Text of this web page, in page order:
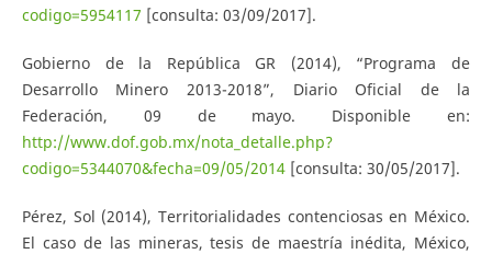
codigo=5954117 [consulta: 03/09/2017].
Gobierno de la República GR (2014), “Programa de
Desarrollo Minero 2013-2018”, Diario Oficial de la
Federación, 09 de mayo. Disponible en:
http://www.dof.gob.mx/nota_detalle.php?
codigo=5344070&fecha=09/05/2014[consulta: 30/05/2017].
Pérez, Sol (2014), Territorialidades contenciosas en México.
El caso de las mineras, tesis de maestría inédita, México,